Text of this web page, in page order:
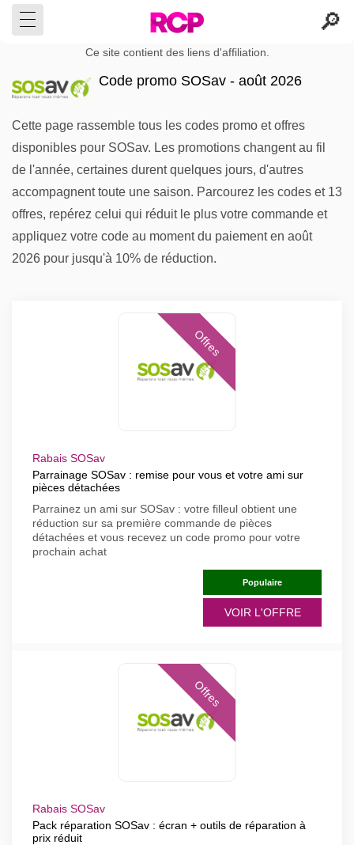
Ce site contient des liens d'affiliation.
Code promo SOSav - août 2026
Cette page rassemble tous les codes promo et offres
disponibles pour SOSav. Les promotions changent au fil
de l'année, certaines durent quelques jours, d'autres
accompagnent toute une saison. Parcourez les codes et 13
offres, repérez celui qui réduit le plus votre commande et
appliquez votre code au moment du paiement en août
2026 pour jusqu'à 10% de réduction.
Offres
Rabais SOSav
Parrainage SOSav : remise pour vous et votre ami sur
pièces détachées
Parrainez un ami sur SOSav : votre filleul obtient une
réduction sur sa première commande de pièces
détachées et vous recevez un code promo pour votre
prochain achat
Populaire
VOIR L'OFFRE
Offres
Rabais SOSav
Pack réparation SOSav : écran + outils de réparation à
prix réduit